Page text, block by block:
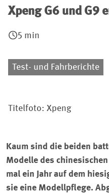
Xpeng G6 und G9
5 min
Test- und Fahrberichte
Titelfoto: Xpeng
Kaum sind die beiden
Modelle des
mal ein Jahr auf dem
sie eine Modellpflege.